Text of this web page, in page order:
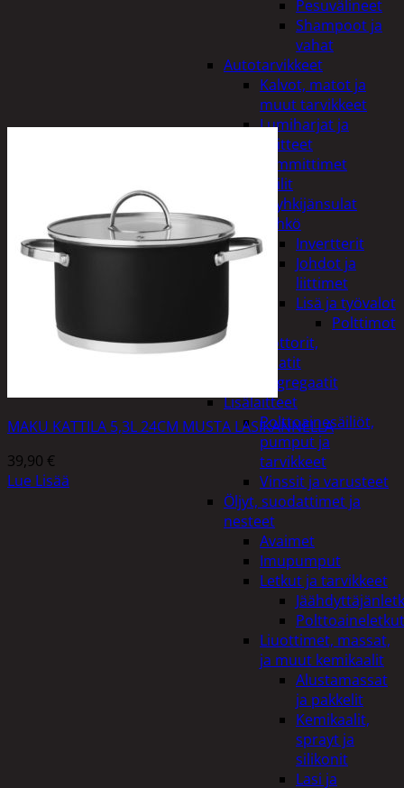
Pesuvälineet
Shampoot ja
vahat
Autotarvikkeet
Kalvot, matot ja
muut tarvikkeet
Lumiharjat ja
peitteet
Lämmittimet
Peilit
Pyyhkijänsulat
Sähkö
Invertterit
Johdot ja
liittimet
Lisä ja työvalot
Polttimot
Irtomoottorit,
aggregaatit
Aggregaatit
Lisälaitteet
Polttoainesäiliöt,
pumput ja
tarvikkeet
Vinssit ja varusteet
Öljyt, suodattimet ja
nesteet
Avaimet
Imupumput
Letkut ja tarvikkeet
Polttoaineletkut
Liuottimet, massat,
ja muut kemikaalit
Alustamassat
ja pakkelit
Kemikaalit,
sprayt ja
silikonit
Lasi ja
MAKU KATTILA 5,3L 24CM MUSTA LASIKANNELLA
39,90 €
Lue Lisää